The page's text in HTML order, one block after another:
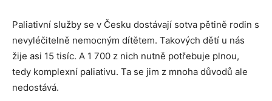
Paliativní služby se v Česku dostávají sotva pětině rodin s
nevyléčitelně nemocným dítětem. Takových dětí u nás
žije asi 15 tisíc. A 1 700 z nich nutně potřebuje plnou,
tedy komplexní paliativu. Ta se jim z mnoha důvodů ale
nedostává.